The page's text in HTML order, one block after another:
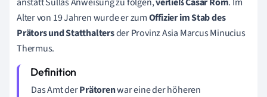
Alter von 19 Jahren wurde er zumOffizier im Stab des
Prätors und Statthaltersder Provinz Asia Marcus Minucius
Thermus.
Das Amt derPrätorenwar eine der höheren